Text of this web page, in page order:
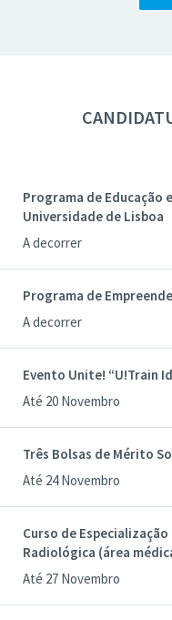
Programa de Educação
Universidade de Lisboa
A decorrer
Programa de
A decorrer
Evento Unite! “U!Train
Até 20 Novembro
Três Bolsas de Mérito
Até 24 Novembro
Curso de
Radiológica (área
Até 27 Novembro